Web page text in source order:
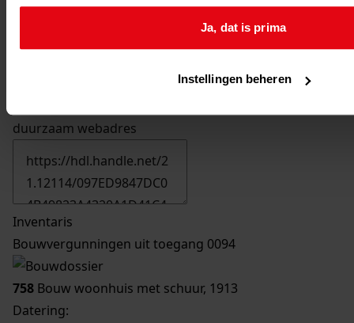
Ja, dat is prima
Instellingen beheren
duurzaam webadres
Inventaris
Bouwvergunningen uit toegang 0094
758 Bouw woonhuis met schuur, 1913
Datering: